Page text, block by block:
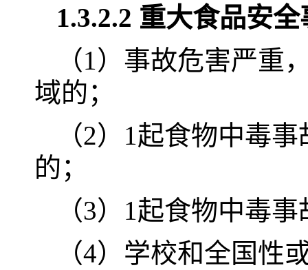
1.3.2.2 重大食品安
（1）事故危害严重
域的；
（2）1起食物中毒
的；
（3）1起食物中毒
（4）学校和全国性